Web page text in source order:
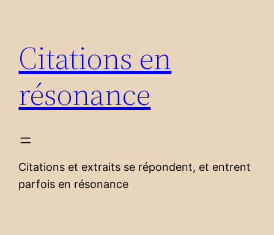
contenu
Citations en
résonance
Citations et extraits se répondent, et entrent
parfois en résonance